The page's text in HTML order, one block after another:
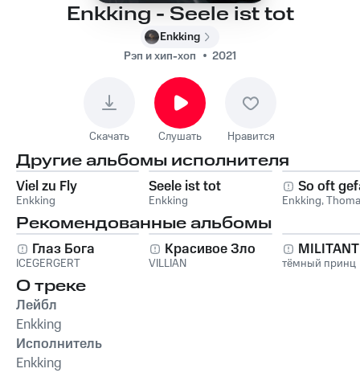
Enkking - Seele ist tot
Enkking
Рэп и хип-хоп
2021
Скачать Слушать Нравится
Другие альбомы исполнителя
Viel zu Fly
Enkking
Seele ist tot
Enkking
So oft
Enkking,
Рекомендованные альбомы
Глаз Бога
ICEGERGERT
Красивое Зло
VILLIAN тёмный принц
О треке
Лейбл
Enkking
Исполнитель
Enkking